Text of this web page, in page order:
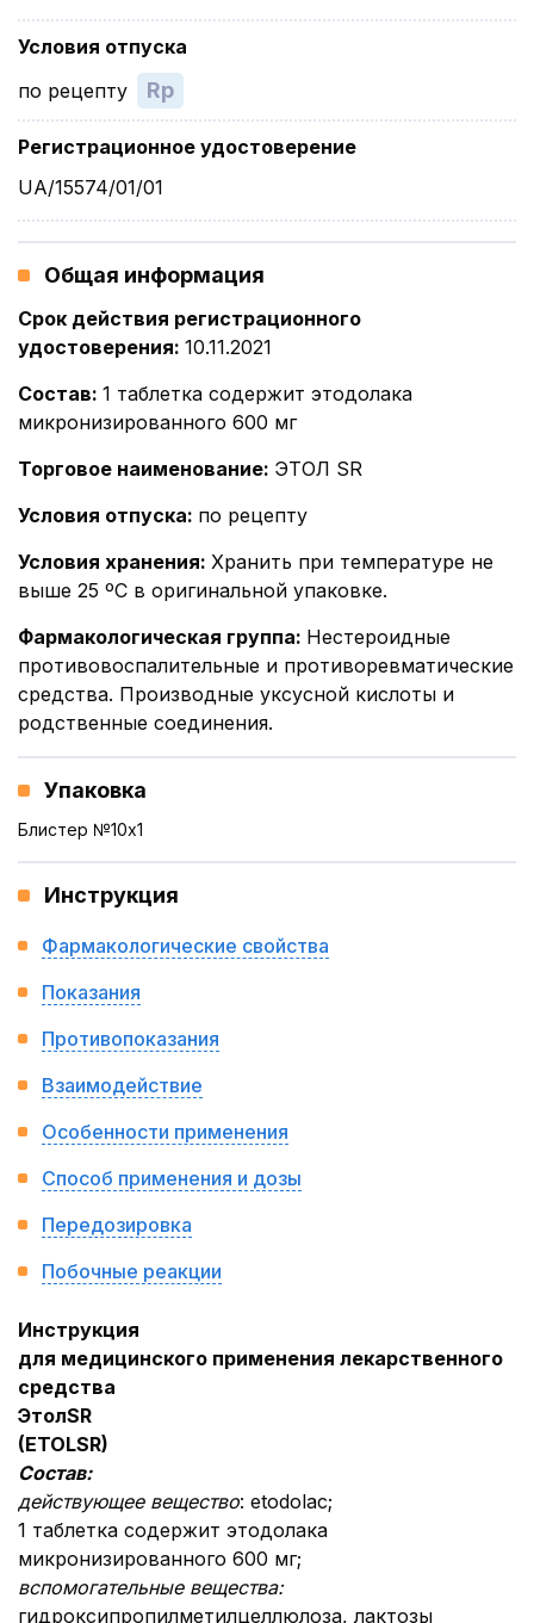
Условия отпуска
по рецепту
Rp
Регистрационное удостоверение
UA/15574/01/01
Общая информация
Срок действия регистрационного
удостоверения: 10.11.2021
Состав: 1 таблетка содержит этодолака
микронизированного 600 мг
Торговое наименование: ЭТОЛ SR
Условия отпуска: по рецепту
Условия хранения: Хранить при температуре не
выше 25 ºС в оригинальной упаковке.
Фармакологическая группа: Нестероидные
противовоспалительные и противоревматические
средства. Производные уксусной кислоты и
родственные соединения.
Упаковка
Блистер №10x1
Инструкция
Фармакологические свойства
Показания
Противопоказания
Взаимодействие
Особенности применения
Способ применения и дозы
Передозировка
Побочные реакции
Инструкция
для медицинского применения лекарственного
средства
ЭтолSR
(ETOLSR)
Состав:
действующее вещество: etodolac;
1 таблетка содержит этодолака
микронизированного 600 мг;
вспомогательные вещества:
гидроксипропилметилцеллюлоза, лактозы